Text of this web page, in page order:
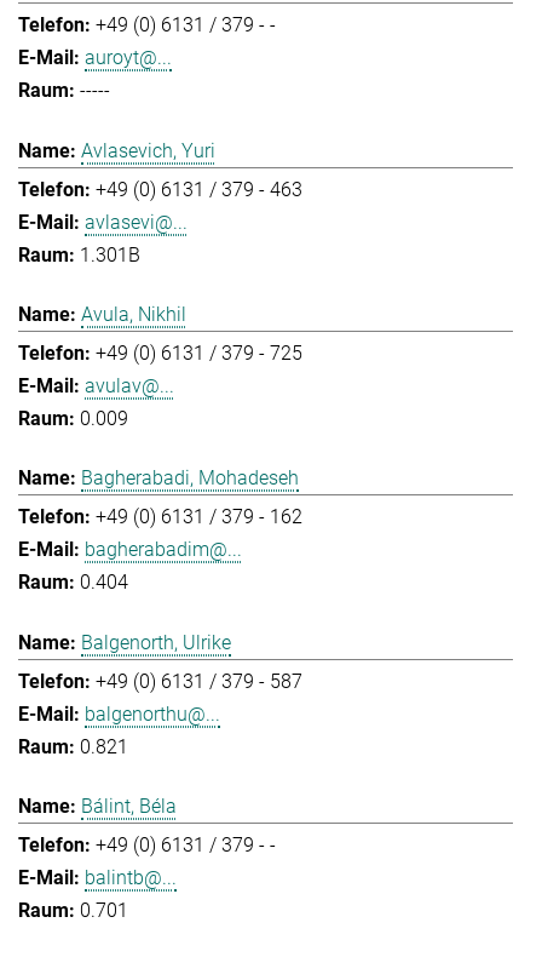
+49 (0) 6131 / 379 - -
auroyt@...
-----
Avlasevich, Yuri
+49 (0) 6131 / 379 - 463
avlasevi@...
1.301B
Avula, Nikhil
+49 (0) 6131 / 379 - 725
avulav@...
0.009
Bagherabadi, Mohadeseh
+49 (0) 6131 / 379 - 162
bagherabadim@...
0.404
Balgenorth, Ulrike
+49 (0) 6131 / 379 - 587
balgenorthu@...
0.821
Bálint, Béla
+49 (0) 6131 / 379 - -
balintb@...
0.701